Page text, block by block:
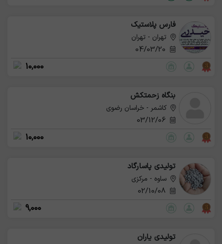
فارس پلاستیک
تهران - تهران
10,000
بنگاه زحمتکش
کاشمر - خراسان رضوی
03/12/06
10,000
تولیدی پاسارگاد
ساوه - مرکزی
02/10/08
9,000
تولیدی یاران